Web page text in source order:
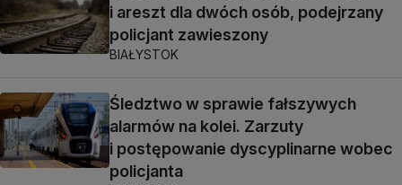
i areszt dla dwóch osób, podejrzany
policjant zawieszony
BIAŁYSTOK
Śledztwo w sprawie fałszywych
alarmów na kolei. Zarzuty
i postępowanie dyscyplinarne wobec
policjanta